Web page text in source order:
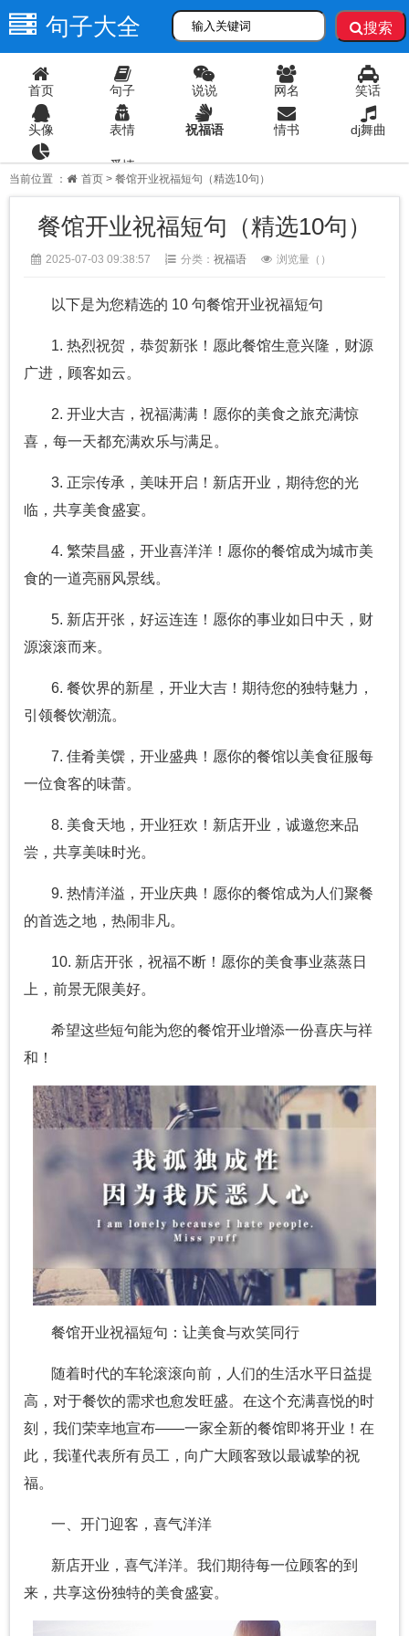
句子大全 搜索
首页 句子 说说 网名 笑话
头像 表情 祝福语 情书 dj舞曲
爱情
当前位置 ： 首页 > 餐馆开业祝福短句（精选10句）
餐馆开业祝福短句（精选10句）
2025-07-03 09:38:57 分类： 祝福语 浏览量（ ）
以下是为您精选的 10 句餐馆开业祝福短句
1. 热烈祝贺，恭贺新张！愿此餐馆生意兴隆，财源
广进，顾客如云。
2. 开业大吉，祝福满满！愿你的美食之旅充满惊
喜，每一天都充满欢乐与满足。
3. 正宗传承，美味开启！新店开业，期待您的光
临，共享美食盛宴。
4. 繁荣昌盛，开业喜洋洋！愿你的餐馆成为城市美
食的一道亮丽风景线。
5. 新店开张，好运连连！愿你的事业如日中天，财
源滚滚而来。
6. 餐饮界的新星，开业大吉！期待您的独特魅力，
引领餐饮潮流。
7. 佳肴美馔，开业盛典！愿你的餐馆以美食征服每
一位食客的味蕾。
8. 美食天地，开业狂欢！新店开业，诚邀您来品
尝，共享美味时光。
9. 热情洋溢，开业庆典！愿你的餐馆成为人们聚餐
的首选之地，热闹非凡。
10. 新店开张，祝福不断！愿你的美食事业蒸蒸日
上，前景无限美好。
希望这些短句能为您的餐馆开业增添一份喜庆与祥
和！
餐馆开业祝福短句：让美食与欢笑同行
随着时代的车轮滚滚向前，人们的生活水平日益提
高，对于餐饮的需求也愈发旺盛。在这个充满喜悦的时
刻，我们荣幸地宣布——一家全新的餐馆即将开业！在
此，我谨代表所有员工，向广大顾客致以最诚挚的祝
福。
一、开门迎客，喜气洋洋
新店开业，喜气洋洋。我们期待每一位顾客的到
来，共享这份独特的美食盛宴。